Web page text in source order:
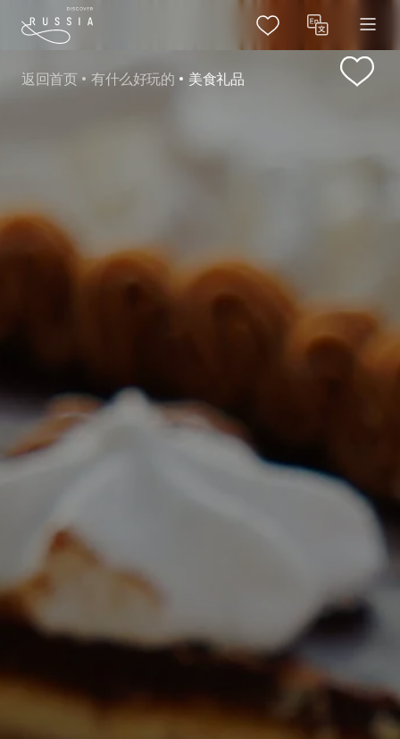
返回首页 有什么好玩的 美食礼品